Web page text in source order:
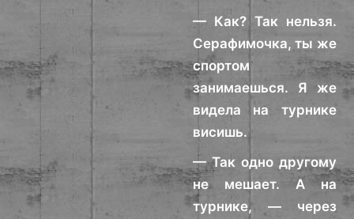
— Как? Так нельзя.
Серафимочка, ты же
спортом
занимаешься. Я же
видела на турнике
висишь.
— Так одно другому
не мешает. А на
турнике, — через